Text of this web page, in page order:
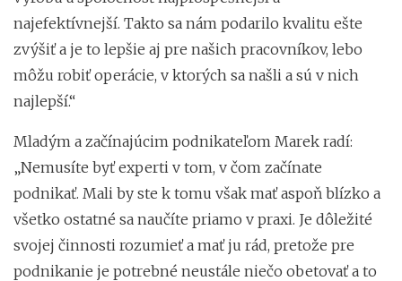
najefektívnejší. Takto sa nám podarilo kvalitu ešte
zvýšiť a je to lepšie aj pre našich pracovníkov, lebo
môžu robiť operácie, v ktorých sa našli a sú v nich
najlepší.“
Mladým a začínajúcim podnikateľom Marek radí:
„Nemusíte byť experti v tom, v čom začínate
podnikať. Mali by ste k tomu však mať aspoň blízko a
všetko ostatné sa naučíte priamo v praxi. Je dôležité
svojej činnosti rozumieť a mať ju rád, pretože pre
podnikanie je potrebné neustále niečo obetovať a to